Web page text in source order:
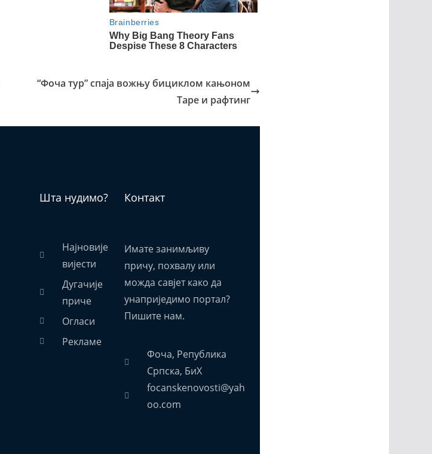
“Фоча тур” спаја вожњу бициклом кањоном
Таре и рафтинг
Шта нудимо?
Најновије
вијести
Дугачије
приче
Огласи
Рекламе
Контакт
Имате занимљиву
причу, похвалу или
можда савјет како да
унаприједимо портал?
Пишите нам.
Фоча, Република
Српска, БиХ
focanskenovosti@yah
oo.com